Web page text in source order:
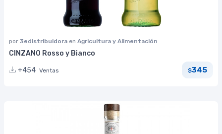
por 3edistribuidora en Agricultura y Alimentación
CINZANO Rosso y Bianco
+454 Ventas $345